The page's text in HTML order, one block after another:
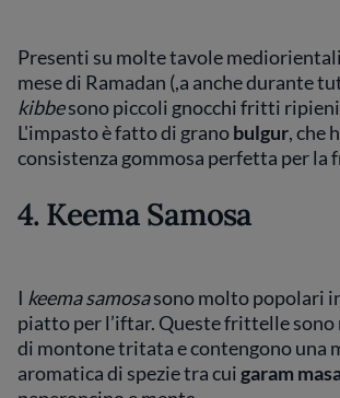
Presenti su molte tavole
mese di Ramadan (,a anche durante
kibbesono piccoli gnocchi fritti ripieni
L'impasto è fatto di granobulgur, che
consistenza gommosa perfetta per la
4. Keema Samosa
I keema samosasono molto popolari
piatto per l’iftar. Queste frittelle sono
di montone tritata e contengono una
aromatica di spezie tra cuigaram